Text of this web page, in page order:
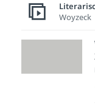
Woyzeck